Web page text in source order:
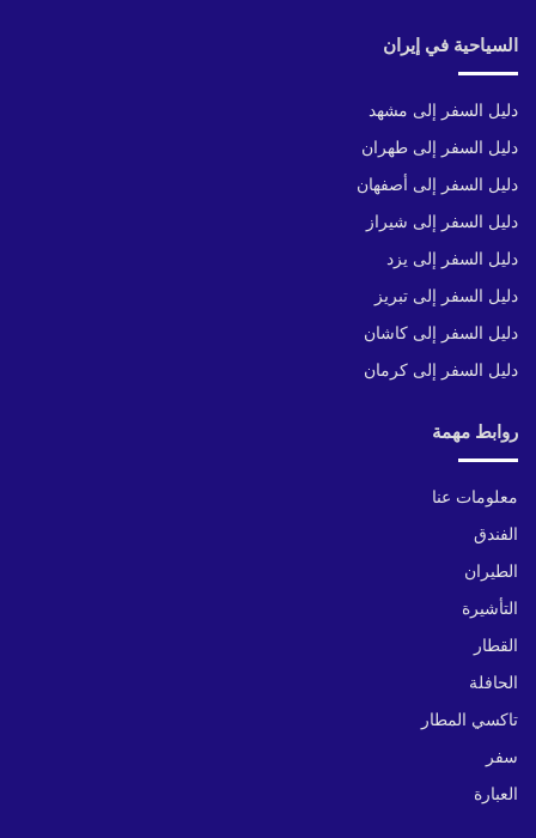
السياحية في إيران
دليل السفر إلى مشهد
دليل السفر إلى طهران
دليل السفر إلى أصفهان
دليل السفر إلى شيراز
دليل السفر إلى يزد
دليل السفر إلى تبريز
دليل السفر إلى كاشان
دليل السفر إلى كرمان
روابط مهمة
معلومات عنا
الفندق
الطيران
التأشيرة
القطار
الحافلة
تاكسي المطار
سفر
العبارة